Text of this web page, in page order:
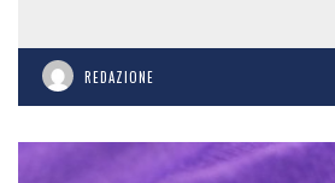
REDAZIONE